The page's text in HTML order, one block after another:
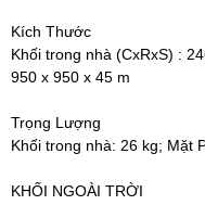
Kích Thước
Khối trong nhà (CxRxS) :
950 x 950 x 45 m
Trọng Lượng
Khối trong nhà: 26 kg; Mặt
KHỐI NGOÀI TRỜI